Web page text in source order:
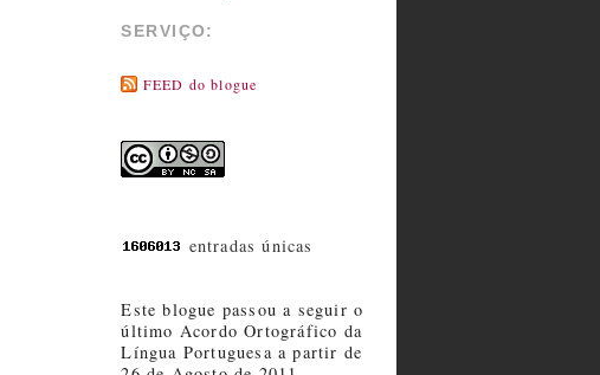
SERVIÇO:
FEED do blogue
entradas únicas
Este blogue passou a seguir o
último Acordo Ortográfico da
Língua Portuguesa a partir de